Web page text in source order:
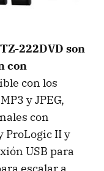
222DVD son
con
con los
y JPEG,
con
ProLogic II y
USB para